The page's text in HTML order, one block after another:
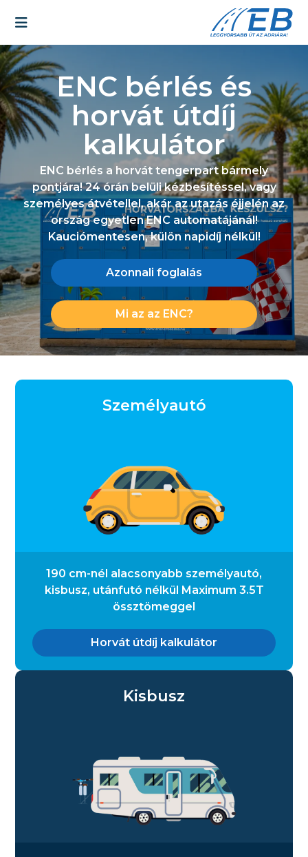
ENC bérlés és
horvát útdíj
kalkulátor
ENC bérlés a horvát tengerpart bármely
pontjára! 24 órán belüli kézbesítéssel, vagy
személyes átvétellel, akár az utazás éjjelén az
ország egyetlen ENC automatájánál!
Kauciómentesen, külön napidíj nélkül!
Azonnali foglalás
Mi az az ENC?
Személyautó
190 cm-nél alacsonyabb személyautó,
kisbusz, utánfutó nélkül Maximum 3.5T
össztömeggel
Horvát útdíj kalkulátor
Kisbusz